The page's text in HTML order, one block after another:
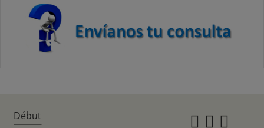
Début